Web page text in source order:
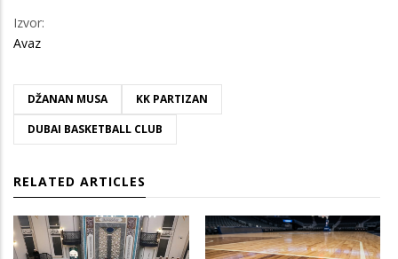
Izvor:
Avaz
DŽANAN MUSA
KK PARTIZAN
DUBAI BASKETBALL CLUB
RELATED ARTICLES